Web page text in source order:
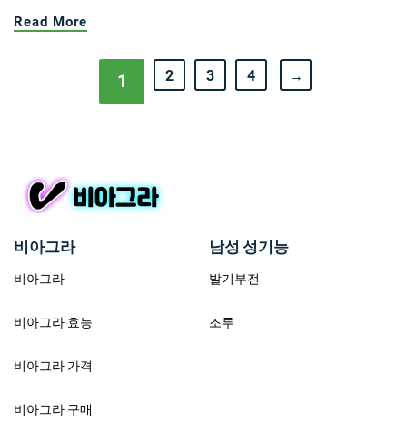
Read More
1 2 3 4 →
비아그라
비아그라
비아그라 효능
비아그라 가격
비아그라 구매
남성 성기능
발기부전
조루